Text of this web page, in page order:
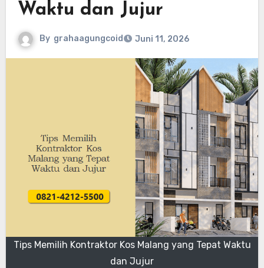
Waktu dan Jujur
By grahaagungcoid Juni 11, 2026
Tips Memilih Kontraktor Kos Malang yang Tepat Waktu
dan Jujur